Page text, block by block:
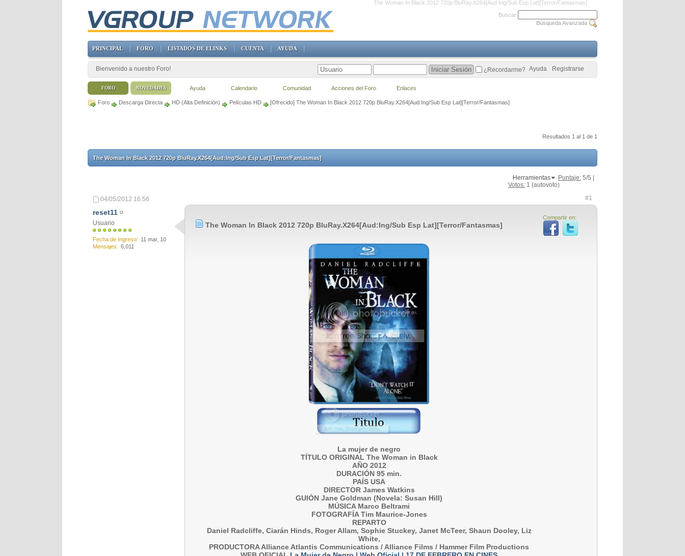
The Woman In Black 2012 720p BluRay.X264[Aud:Ing/Sub Esp Lat][Terror/Fantasmas]
Foro Descarga Directa HD (Alta Definición) Películas HD [Ofrecido] The Woman In Black 2012 720p BluRay.X264[Aud:Ing/Sub Esp Lat][Terror/Fantasmas]
Resultados 1 al 1 de 1
The Woman In Black 2012 720p BluRay.X264[Aud:Ing/Sub Esp Lat][Terror/Fantasmas]
Herramientas Puntaje: 5/5 |
Votos: 1 (autovoto)
04/05/2012 16:56 #1
reset11
Usuario
Fecha de Ingreso
11 mar, 10
Mensajes
6,011
Compartir en:
The Woman In Black 2012 720p BluRay.X264[Aud:Ing/Sub Esp Lat][Terror/Fantasmas]
La mujer de negro
TÍTULO ORIGINAL The Woman in Black
AÑO 2012
DURACIÓN 95 min.
PAÍS USA
DIRECTOR James Watkins
GUIÓN Jane Goldman (Novela: Susan Hill)
MÚSICA Marco Beltrami
FOTOGRAFÍA Tim Maurice-Jones
REPARTO
Daniel Radcliffe, Ciarán Hinds, Roger Allam, Sophie Stuckey, Janet McTeer, Shaun Dooley, Liz
White,
PRODUCTORA Alliance Atlantis Communications / Alliance Films / Hammer Film Productions
Buscar
Búsqueda Avanzada
PRINCIPAL FORO LISTADOS DE ELINKS CUENTA AYUDA
Bienvenido a nuestro Foro! Registrarse
Ayuda
¿Recordarme?
FORO Ayuda Calendario Comunidad Acciones del Foro Enlaces
NOVEDADES